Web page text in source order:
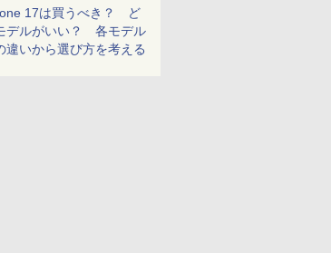
17は買うべき？ ど
デルがいい？ 各モデル
違いから選び方を考える